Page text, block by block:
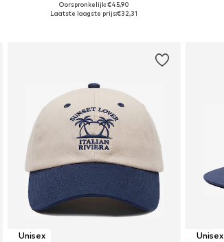
Beschikbare maten: 55-60
Oorspronkelijk: €45,90
Laatste laagste prijs:€32,31
Unisex
Unisex